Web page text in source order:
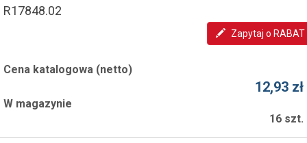
R17848.02
Zapytaj o RABAT
Cena katalogowa (netto)
12,93 zł
W magazynie
16 szt.